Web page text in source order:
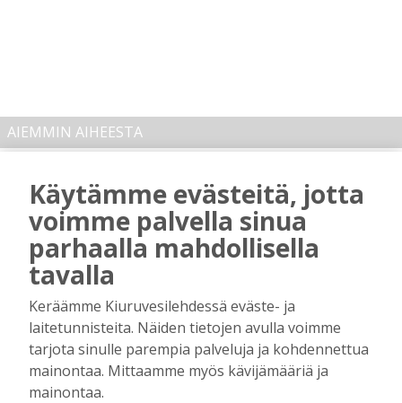
AIEMMIN AIHEESTA
Kiuruvedelle ja Iisalmeen
ostopalvelulääkäri – tarkoituksena on
helpottaa kaupunkien lääkäripulaa
Tilaajille
Aku Laatikainen 7.8.2026 12:00
Golftapahtuma tuotti jälleen komeasti
tukea Kiuruveden nuorille – palkittavat
julkaistaan loppuvuodesta
Tilaajille
Aku Laatikainen 7.8.2026 11:33
Käytämme evästeitä, jotta
voimme palvella sinua
parhaalla mahdollisella
tavalla
Keräämme Kiuruvesilehdessä eväste- ja
laitetunnisteita. Näiden tietojen avulla voimme
tarjota sinulle parempia palveluja ja kohdennettua
mainontaa. Mittaamme myös kävijämääriä ja
mainontaa.